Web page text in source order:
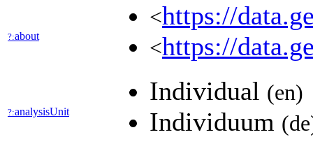
?:about
<https://
<https://
?:analysisUnit
Individual (en)
Individuum